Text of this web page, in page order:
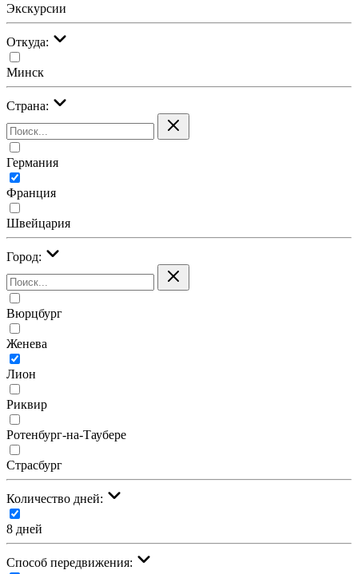
Экскурсии
Откуда:
Минск
Страна:
Германия
Франция
Швейцария
Город:
Вюрцбург
Женева
Лион
Риквир
Ротенбург-на-Таубере
Страсбург
Количество дней:
8 дней
Cпособ передвижения: